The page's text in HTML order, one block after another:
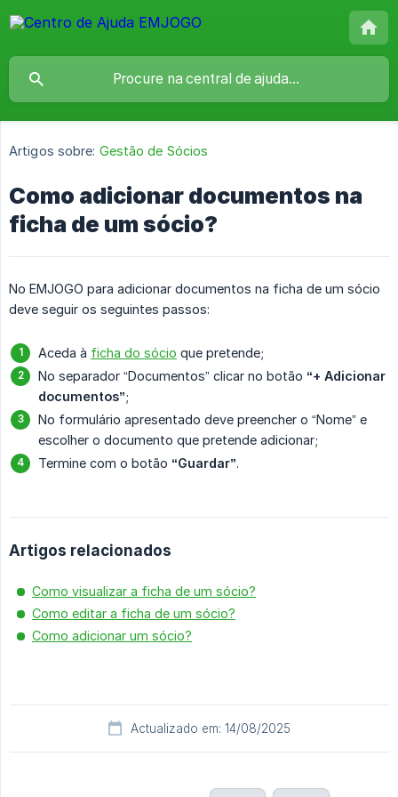
Artigos sobre: Gestão de Sócios
Como adicionar documentos na
ficha de um sócio?
No EMJOGO para adicionar documentos na ficha de um sócio
deve seguir os seguintes passos:
Aceda à ficha do sócio que pretende;
No separador “Documentos” clicar no botão “+ Adicionar
documentos”;
No formulário apresentado deve preencher o “Nome” e
escolher o documento que pretende adicionar;
Termine com o botão “Guardar”.
Artigos relacionados
Como visualizar a ficha de um sócio?
Como editar a ficha de um sócio?
Como adicionar um sócio?
Actualizado em: 14/08/2025